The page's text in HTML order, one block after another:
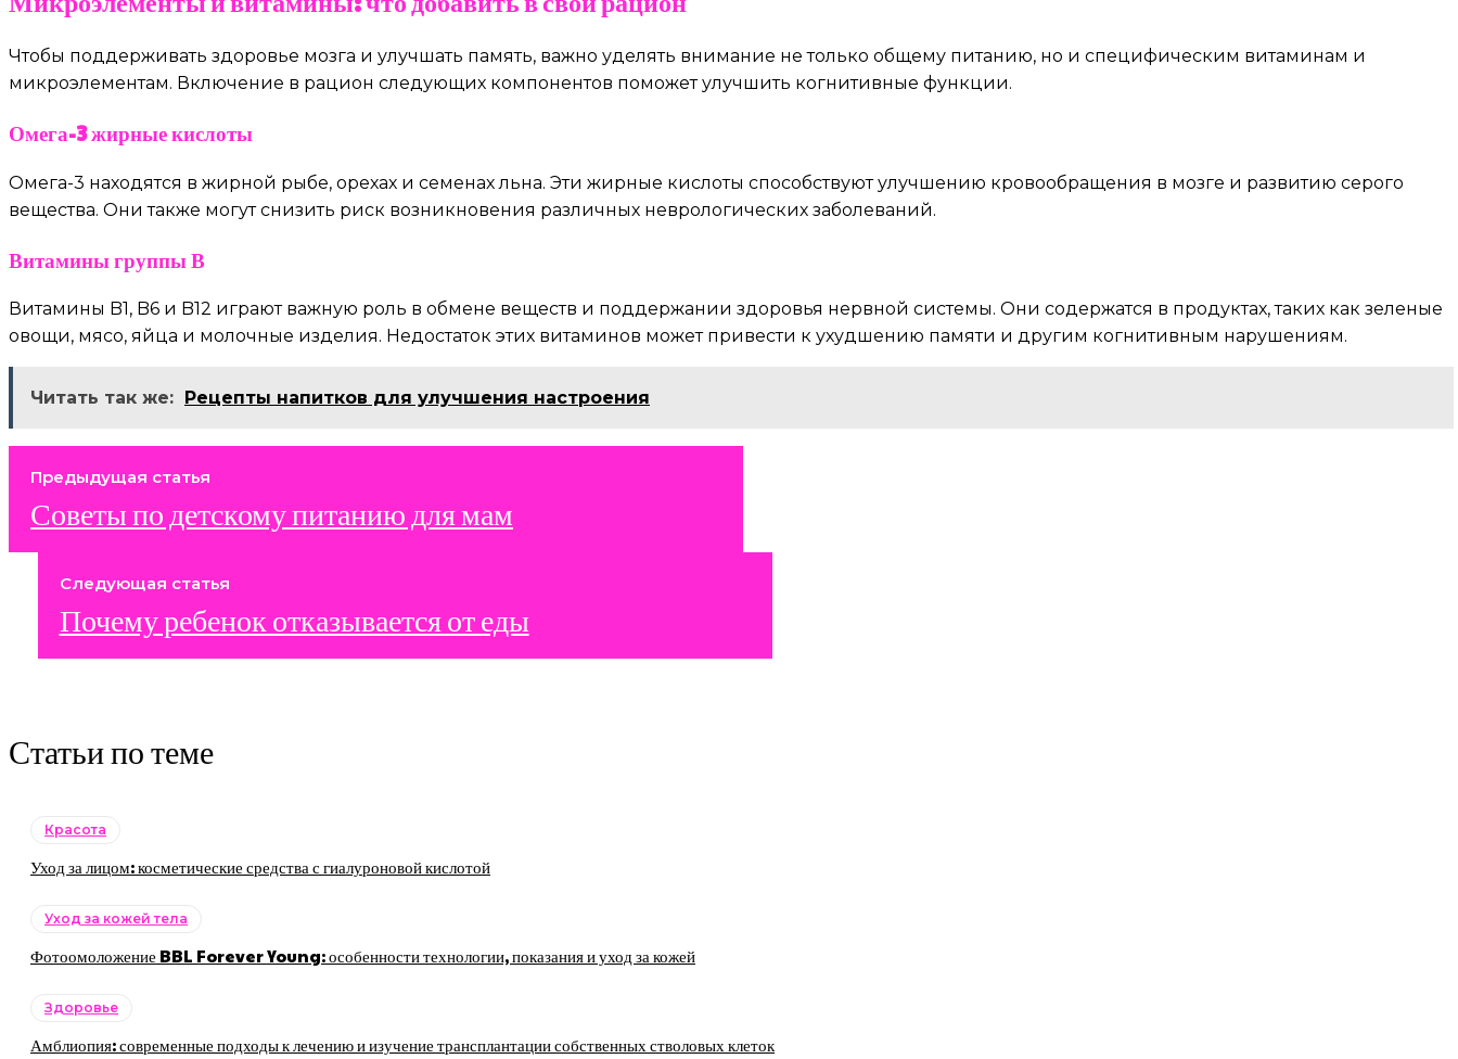
Чтобы поддерживать здоровье мозга и улучшать память, важно уделять внимание не только общему питанию, но и специфическим витаминам и
микроэлементам. Включение в рацион следующих компонентов поможет улучшить когнитивные функции.
Омега-3 жирные кислоты
Омега-3 находятся в жирной рыбе, орехах и семенах льна. Эти жирные кислоты способствуют улучшению кровообращения в мозге и развитию серого
вещества. Они также могут снизить риск возникновения различных неврологических заболеваний.
Витамины группы В
Витамины B1, B6 и B12 играют важную роль в обмене веществ и поддержании здоровья нервной системы. Они содержатся в продуктах, таких как зеленые
овощи, мясо, яйца и молочные изделия. Недостаток этих витаминов может привести к ухудшению памяти и другим когнитивным нарушениям.
Читать так же: Рецепты напитков для улучшения настроения
Предыдущая статья
Советы по детскому питанию для мам
Следующая статья
Почему ребенок отказывается от еды
Статьи по теме
Красота
Уход за лицом: косметические средства с гиалуроновой кислотой
Уход за кожей тела
Фотоомоложение BBL Forever Young: особенности технологии, показания и уход за кожей
Здоровье
Амблиопия: современные подходы к лечению и изучение трансплантации собственных стволовых клеток